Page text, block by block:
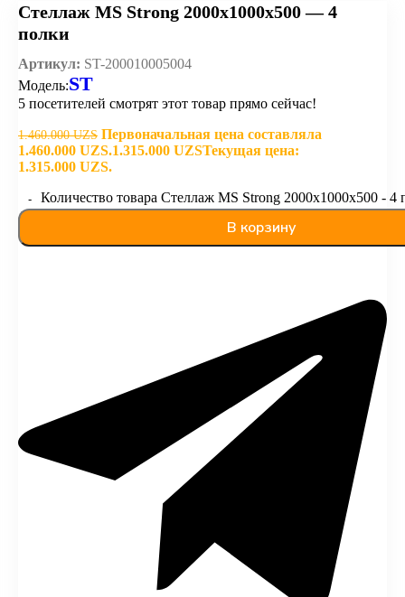
Стеллаж MS Strong 2000х1000х500 — 4
полки
Артикул: ST-200010005004
Модель:ST
5 посетителей смотрят этот товар прямо сейчас!
1.460.000UZS Первоначальная цена составляла
1.460.000 UZS.1.315.000 UZSТекущая цена:
1.315.000 UZS.
Количество товара Стеллаж MS Strong 2000х1000х500 - 4
В корзину